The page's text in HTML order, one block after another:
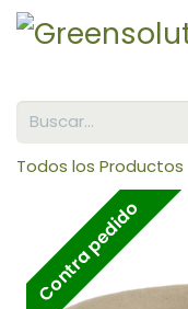
Todos los Productos
Contra pedido